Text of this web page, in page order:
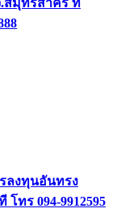
ลงทุนอันทรง
ทร 094-9912595